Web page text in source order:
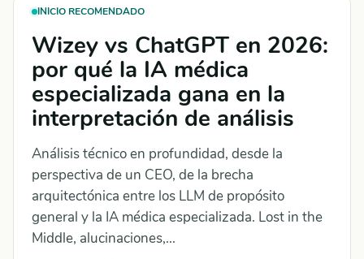
INICIO RECOMENDADO
Wizey vs ChatGPT en 2026:
por qué la IA médica
especializada gana en la
interpretación de análisis
Análisis técnico en profundidad, desde la
perspectiva de un CEO, de la brecha
arquitectónica entre los LLM de propósito
general y la IA médica especializada. Lost in the
Middle, alucinaciones,...